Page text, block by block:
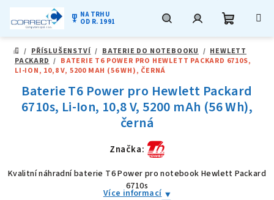
obsah
military_tech NA TRHU
OD R. 1991
DOMŮ
/ PŘÍSLUŠENSTVÍ / BATERIE DO NOTEBOOKU / HEWLETT
PACKARD / BATERIE T6 POWER PRO HEWLETT PACKARD 6710S,
LI-ION, 10,8 V, 5200 MAH (56 WH), ČERNÁ
Baterie T6 Power pro Hewlett Packard
6710s, Li-Ion, 10,8 V, 5200 mAh (56 Wh),
černá
Značka:
Kvalitní náhradní baterie T6 Power pro notebook Hewlett Packard
6710s
Více informací